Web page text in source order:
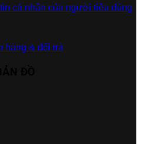
cá nhân của người tiêu dùng
hàng & đổi trả